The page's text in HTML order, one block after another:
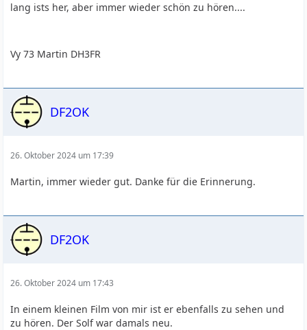
lang ists her, aber immer wieder schön zu hören....
Vy 73 Martin DH3FR
DF2OK
26. Oktober 2024 um 17:39
Martin, immer wieder gut. Danke für die Erinnerung.
DF2OK
26. Oktober 2024 um 17:43
In einem kleinen Film von mir ist er ebenfalls zu sehen und
zu hören. Der Solf war damals neu.